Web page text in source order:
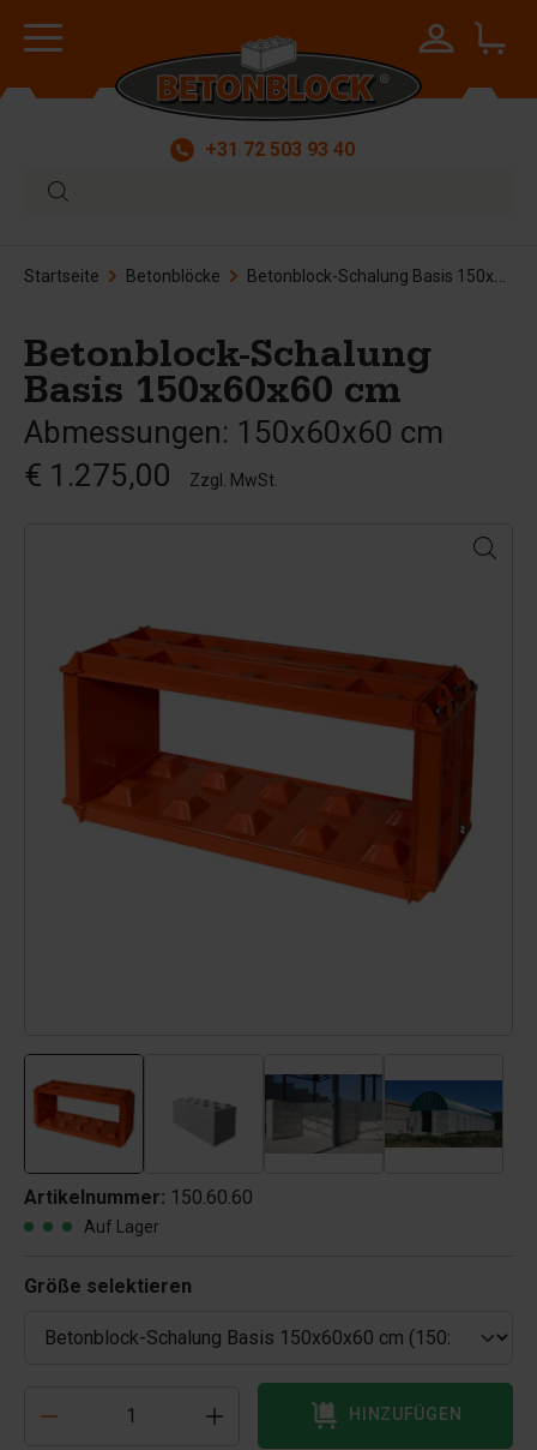
+31 72 503 93 40
Startseite Betonblöcke Betonblock-Schalung Basis 150x60x60 cm
Betonblock-Schalung
Basis 150x60x60 cm
Abmessungen: 150x60x60 cm
€ 1.275,00
Zzgl. MwSt.
Artikelnummer: 150.60.60
Auf Lager
Größe selektieren
HINZUFÜGEN